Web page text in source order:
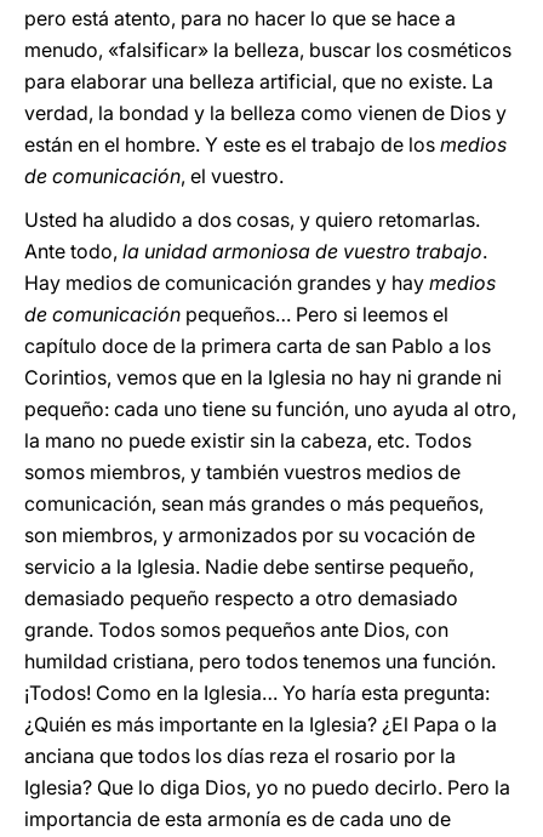
pero está atento, para no hacer lo que se hace a
menudo, «falsificar» la belleza, buscar los cosméticos
para elaborar una belleza artificial, que no existe. La
verdad, la bondad y la belleza como vienen de Dios y
están en el hombre. Y este es el trabajo de los medios
de comunicación, el vuestro.
Usted ha aludido a dos cosas, y quiero retomarlas.
Ante todo, la unidad armoniosa de vuestro trabajo.
Hay medios de comunicación grandes y hay medios
de comunicación pequeños… Pero si leemos el
capítulo doce de la primera carta de san Pablo a los
Corintios, vemos que en la Iglesia no hay ni grande ni
pequeño: cada uno tiene su función, uno ayuda al otro,
la mano no puede existir sin la cabeza, etc. Todos
somos miembros, y también vuestros medios de
comunicación, sean más grandes o más pequeños,
son miembros, y armonizados por su vocación de
servicio a la Iglesia. Nadie debe sentirse pequeño,
demasiado pequeño respecto a otro demasiado
grande. Todos somos pequeños ante Dios, con
humildad cristiana, pero todos tenemos una función.
¡Todos! Como en la Iglesia… Yo haría esta pregunta:
¿Quién es más importante en la Iglesia? ¿El Papa o la
anciana que todos los días reza el rosario por la
Iglesia? Que lo diga Dios, yo no puedo decirlo. Pero la
importancia de esta armonía es de cada uno de